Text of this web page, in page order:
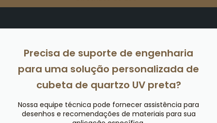
Precisa de suporte de engenharia
para uma solução personalizada de
cubeta de quartzo UV preta?
Nossa equipe técnica pode fornecer assistência para
desenhos e recomendações de materiais para sua